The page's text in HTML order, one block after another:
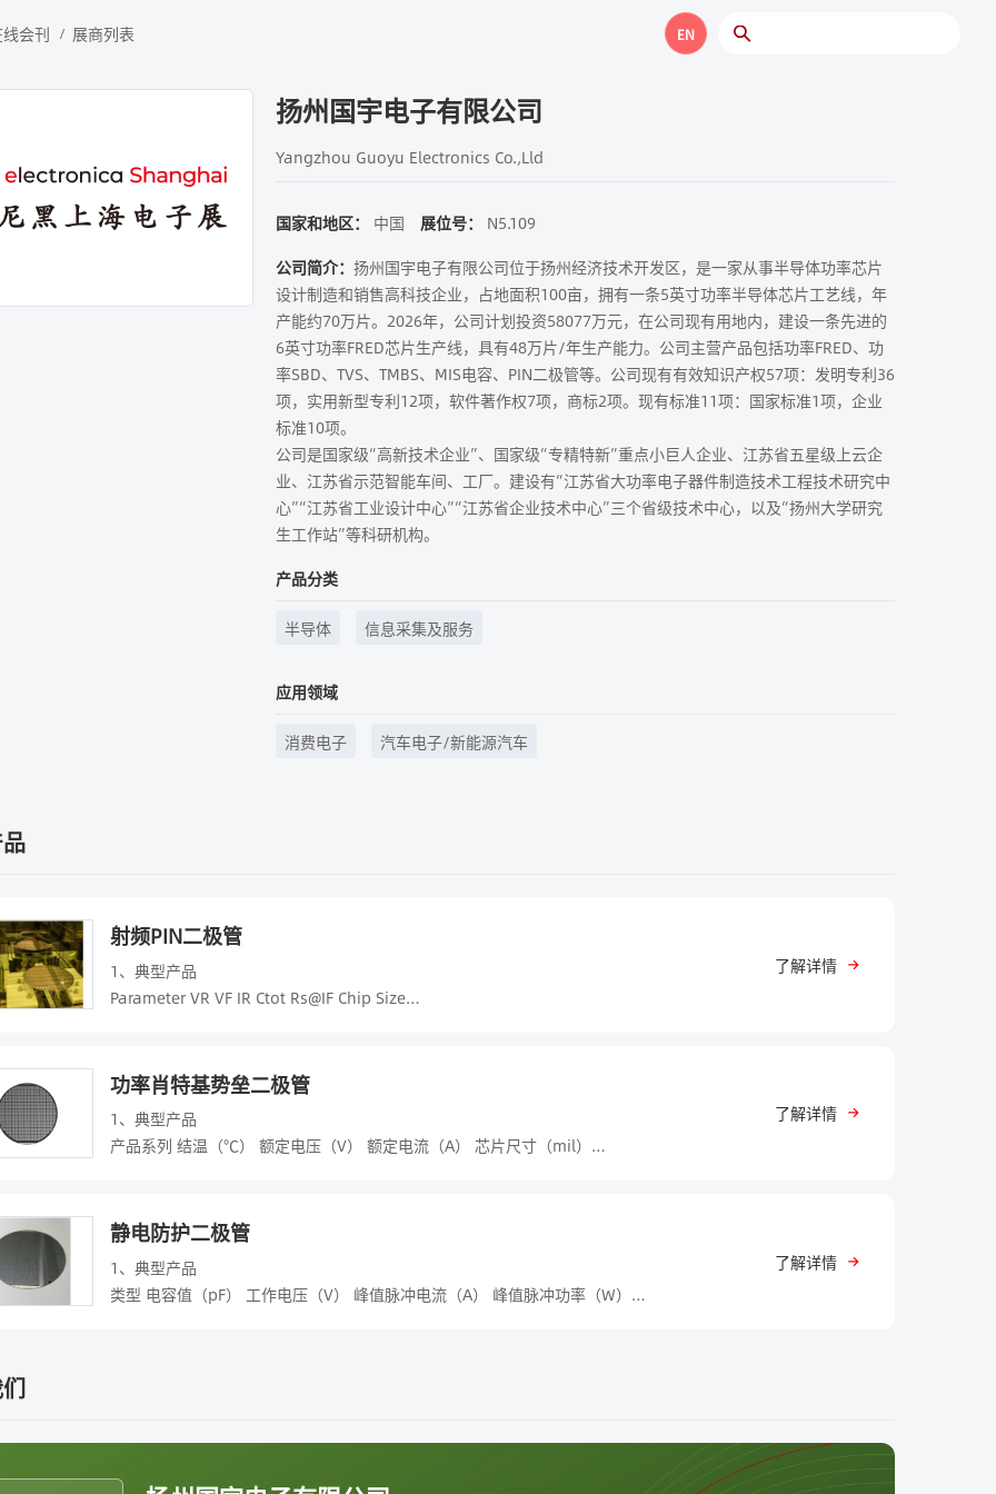
EN
会刊 展商列表
扬州国宇电子有限公司
Yangzhou Guoyu Electronics Co.,Lld
国家和地区： 中国 展位号：
N5.109
公司简介： 扬州国宇电子有限公司位于扬州经济技术开发区，是一家从事半导体功率芯片
设计制造和销售高科技企业，占地面积100亩，拥有一条5英寸功率半导体芯片工艺线，年
产能约70万片。2026年，公司计划投资58077万元，在公司现有用地内，建设一条先进的
6英寸功率FRED芯片生产线，具有48万片/年生产能力。公司主营产品包括功率FRED、功
率SBD、TVS、TMBS、MIS电容、PIN二极管等。公司现有有效知识产权57项：发明专利36
项，实用新型专利12项，软件著作权7项，商标2项。现有标准11项：国家标准1项，企业
标准10项。
公司是国家级“高新技术企业”、国家级“专精特新”重点小巨人企业、江苏省五星级上云企
业、江苏省示范智能车间、工厂。建设有“江苏省大功率电子器件制造技术工程技术研究中
心”“江苏省工业设计中心”“江苏省企业技术中心”三个省级技术中心，以及“扬州大学研究
生工作站”等科研机构。
产品分类
半导体 信息采集及服务
应用领域
消费电子 汽车电子/新能源汽车
射频PIN二极管
1、典型产品
Parameter VR VF IR Ctot Rs@IF Chip Size
GSMP1322 50 0.85@10mA 10 1.0@50V
1.5@1mA
400*400
GSMP1320 50 0.85@10mA 10 0.3@50V
GP100C0050 100 1.2@10mA 10 0.05@50V 2.0@10mA 380*380
GP250C0500 250 1@10mA 1 0.3@50V 0.8@50mA 550*550
GP500C0400 500 1.2@10mA 1 0.5@38V 1@100mA 550*550
损耗小等优点；
（4）多种封装形式，包括：SOD-523，SOT-323，SOT-23，SOD-323等。
了解详情
功率肖特基势垒二极管
1、典型产品
产品系列 结温（℃） 额定电压（V） 额定电流（A） 芯片尺寸（mil）
M 150℃ 45~105 2~10 40~98
S 175℃ 45~205 1~100 26~275
（3）三种结温五个系列产品供客户选择，满足正向导通压降和反向漏电的权衡。
了解详情
静电防护二极管
1、典型产品
类型 电容值（pF） 工作电压（V） 峰值脉冲电流（A） 峰值脉冲功率（W）
（3）单向、双向ESD两个系列
了解详情